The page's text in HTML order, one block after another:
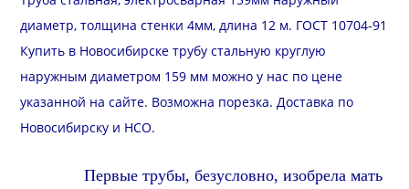
диаметр, толщина стенки 4мм, длина 12 м. ГОСТ 10704-91
Купить в Новосибирске трубу стальную круглую
наружным диаметром 159 мм можно у нас по цене
указанной на сайте. Возможна порезка.Доставка по
Новосибирску и НСО.
Первые трубы,безусловно, изобрела мать